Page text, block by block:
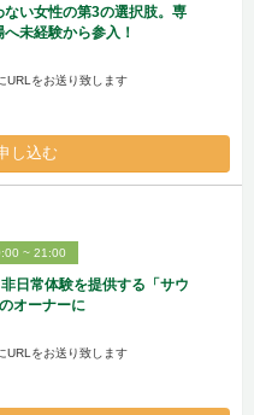
ない女性の第3の選択肢。専
未経験から参入！
URLをお送り致します
し込む
~ 21:00
日常体験を提供する「サウ
オーナーに
URLをお送り致します